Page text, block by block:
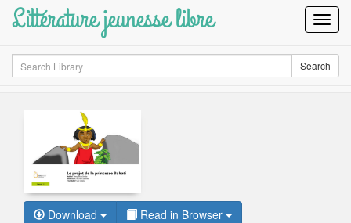
Littérature jeunesse libre
Search Search
Download Read in Browser